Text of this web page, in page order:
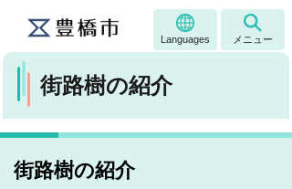
Languages メニュー
街路樹の紹介
街路樹の紹介